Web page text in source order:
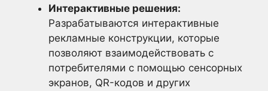
Интерактивные решения:
Разрабатываются интерактивные
рекламные конструкции, которые
позволяют взаимодействовать с
потребителями с помощью сенсорных
экранов, QR-кодов и других